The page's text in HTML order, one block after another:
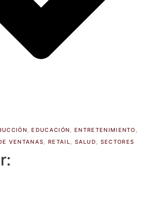
,EDUCACIÓN,ENTRETENIMIENTO ,
VENTANAS, RETAIL, SALUD, SECTORES